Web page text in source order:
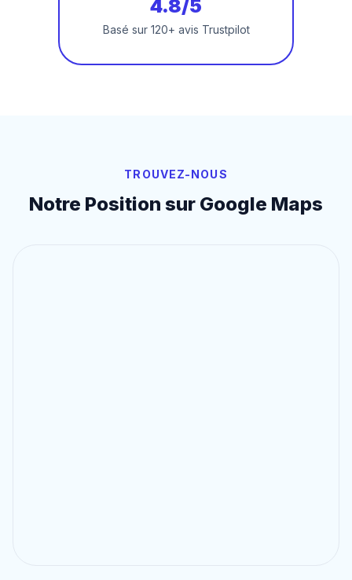
4.8/5
Basé sur 120+ avis Trustpilot
TROUVEZ-NOUS
Notre Position sur Google Maps